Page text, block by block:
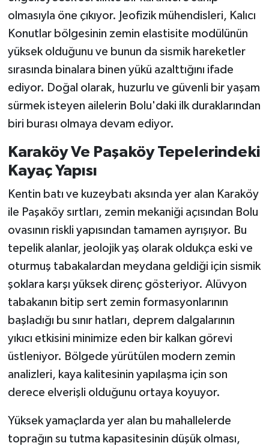
olmasıyla öne çıkıyor. Jeofizik mühendisleri, Kalıcı
Konutlar bölgesinin zemin elastisite modülünün
yüksek olduğunu ve bunun da sismik hareketler
sırasında binalara binen yükü azalttığını ifade
ediyor. Doğal olarak, huzurlu ve güvenli bir yaşam
sürmek isteyen ailelerin Bolu'daki ilk duraklarından
biri burası olmaya devam ediyor.
Karaköy Ve Paşaköy Tepelerindeki
Kayaç Yapısı
Kentin batı ve kuzeybatı aksında yer alan Karaköy
ile Paşaköy sırtları, zemin mekaniği açısından Bolu
ovasının riskli yapısından tamamen ayrışıyor. Bu
tepelik alanlar, jeolojik yaş olarak oldukça eski ve
oturmuş tabakalardan meydana geldiği için sismik
şoklara karşı yüksek direnç gösteriyor. Alüvyon
tabakanın bitip sert zemin formasyonlarının
başladığı bu sınır hatları, deprem dalgalarının
yıkıcı etkisini minimize eden bir kalkan görevi
üstleniyor. Bölgede yürütülen modern zemin
analizleri, kaya kalitesinin yapılaşma için son
derece elverişli olduğunu ortaya koyuyor.
Yüksek yamaçlarda yer alan bu mahallelerde
toprağın su tutma kapasitesinin düşük olması,